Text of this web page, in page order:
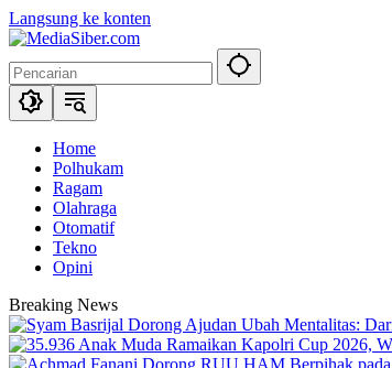
Langsung ke konten
Home
Polhukam
Ragam
Olahraga
Otomatif
Tekno
Opini
Breaking News